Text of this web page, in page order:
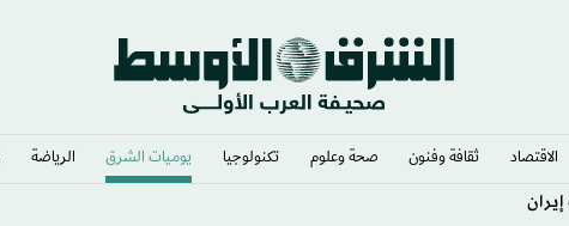
الاقتصاد ثقافة وفنون صحة وعلوم تكنولوجيا يوميات الشرق​ الرياضة